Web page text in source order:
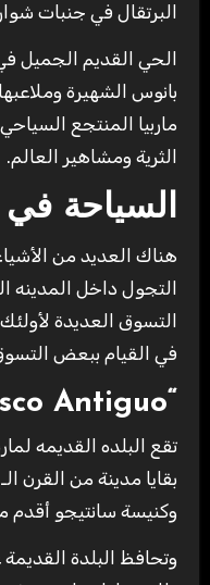
البرتقال في جنبات
الحي القديم الجميل في
بانوس الشهيرة
ماربيا المنتجع
الثرية ومشاهير العالم.
السياحة في
هناك العديد من
التجول داخل المدينه
التسوق العديدة
في القيام ببعض
“Casco Antiguo”
تقع البلده القديمه
وكنيسة سانتيجو أقدم
وتحافظ البلدة